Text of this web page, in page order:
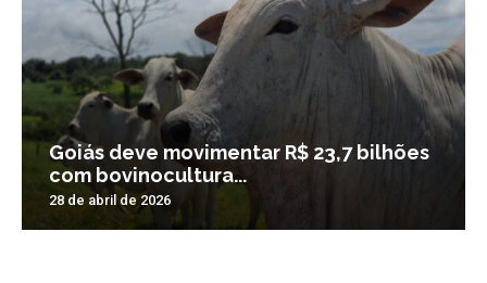
Goiás deve movimentar R$ 23,7 bilhões
com bovinocultura...
28 de abril de 2026